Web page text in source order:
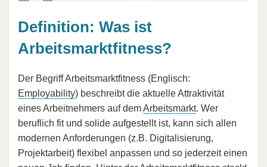
Definition: Was ist
Arbeitsmarktfitness?
Der Begriff Arbeitsmarktfitness (Englisch:
Employability) beschreibt die aktuelle Attraktivität
eines Arbeitnehmers auf demArbeitsmarkt. Wer
beruflich fit und solide aufgestellt ist, kann sich allen
modernen Anforderungen (z.B. Digitalisierung,
Projektarbeit) flexibel anpassen und so jederzeit einen